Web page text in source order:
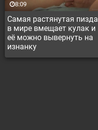
Самая растянутая пизда
в мире вмещает кулак и
её можно вывернуть на
изнанку
8:09